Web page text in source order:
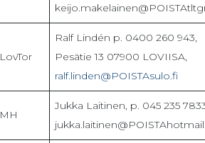
LovTor
Ralf Lindén p. 0400 260 943,
Pesätie 13 07900 LOVIISA,
ralf.linden@POISTAsulo.fi
MH
Jukka Laitinen, p. 045 235